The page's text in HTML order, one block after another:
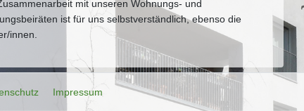
mit unseren Wohnungs- und
ist für uns selbstverständlich, ebenso die
innen.
Impressum